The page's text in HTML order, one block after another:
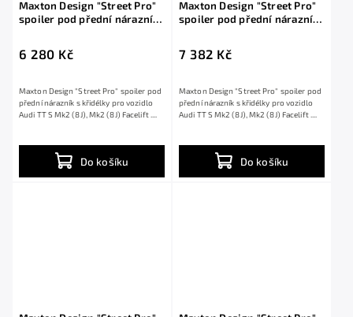
Maxton Design "Street Pro"
spoiler pod přední nárazník
ABS bez povrchové úpravy
6 280 Kč
Do košíku
Maxton Design "Street Pro" spoiler pod
přední nárazník s křidélky pro vozidlo
Audi TT S Mk2 (8J), Mk2 (8J) Facelift ....
Maxton Design "Street Pro"
spoiler pod přední nárazník
ABS bez povrchové úpravy, s
7 382 Kč
Do košíku
Maxton Design "Street Pro" spoiler pod
přední nárazník s křidélky pro vozidlo
Audi TT S Mk2 (8J), Mk2 (8J) Facelift ....